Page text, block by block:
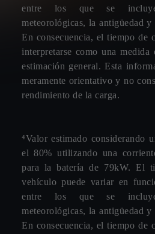
entre los que se
meteorológicas, la antigüedad
En consecuencia, el tiempo de
interpretarse como una medida
estimación general. Esta
meramente orientativo y no
rendimiento de la carga.
⁴Valor estimado considerando
el 80% utilizando una
para la batería de 79kW. El
vehículo puede variar en
entre los que se
meteorológicas, la antigüedad
En consecuencia, el tiempo de